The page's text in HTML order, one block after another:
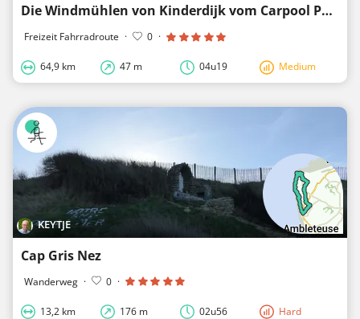
Die Windmühlen von Kinderdijk vom Carpool Papendrecht
Freizeit Fahrradroute · 0 ·
64,9 km 47 m 04u19 Medium
KEYTJE
Cap Gris Nez
Wanderweg · 0 ·
13,2 km 176 m 02u56 Hard